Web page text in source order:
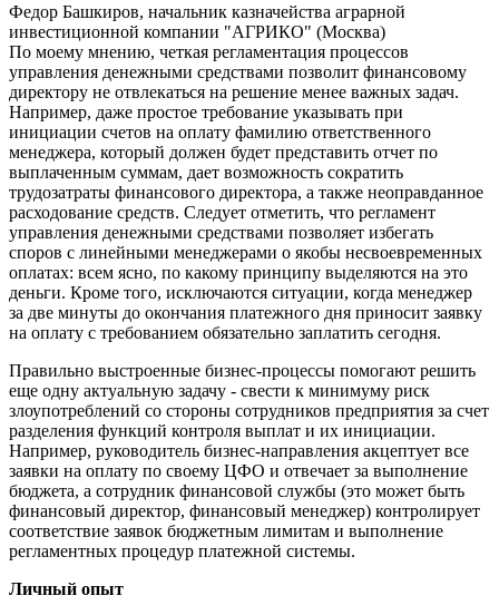
Федор Башкиров, начальник казначейства аграрной
инвестиционной компании "АГРИКО" (Москва)
По моему мнению, четкая регламентация процессов
управления денежными средствами позволит финансовому
директору не отвлекаться на решение менее важных задач.
Например, даже простое требование указывать при
инициации счетов на оплату фамилию ответственного
менеджера, который должен будет представить отчет по
выплаченным суммам, дает возможность сократить
трудозатраты финансового директора, а также неоправданное
расходование средств. Следует отметить, что регламент
управления денежными средствами позволяет избегать
споров с линейными менеджерами о якобы несвоевременных
оплатах: всем ясно, по какому принципу выделяются на это
деньги. Кроме того, исключаются ситуации, когда менеджер
за две минуты до окончания платежного дня приносит заявку
на оплату с требованием обязательно заплатить сегодня.
Правильно выстроенные бизнес-процессы помогают решить
еще одну актуальную задачу - свести к минимуму риск
злоупотреблений со стороны сотрудников предприятия за счет
разделения функций контроля выплат и их инициации.
Например, руководитель бизнес-направления акцептует все
заявки на оплату по своему ЦФО и отвечает за выполнение
бюджета, а сотрудник финансовой службы (это может быть
финансовый директор, финансовый менеджер) контролирует
соответствие заявок бюджетным лимитам и выполнение
регламентных процедур платежной системы.
Личный опыт